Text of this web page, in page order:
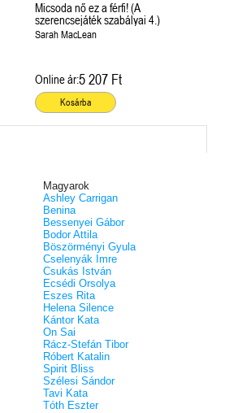
Micsoda nő ez a férfi! (A
szerencsejáték szabályai 4.)
Sarah MacLean
Online ár:5 207 Ft
Kosárba
Magyarok
Ashley Carrigan
Benina
Bessenyei Gábor
Bodor Attila
Böszörményi Gyula
Cselenyák Imre
Csukás István
Ecsédi Orsolya
Eszes Rita
Helena Silence
Kántor Kata
On Sai
Rácz-Stefán Tibor
Róbert Katalin
Spirit Bliss
Szélesi Sándor
Tavi Kata
Tóth Eszter